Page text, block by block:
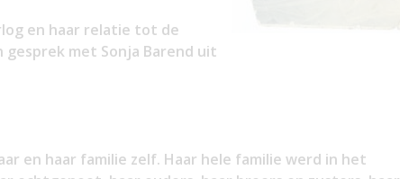
en haar relatie tot de
met Sonja Barend uit
en haar familie zelf. Haar hele familie werd in het